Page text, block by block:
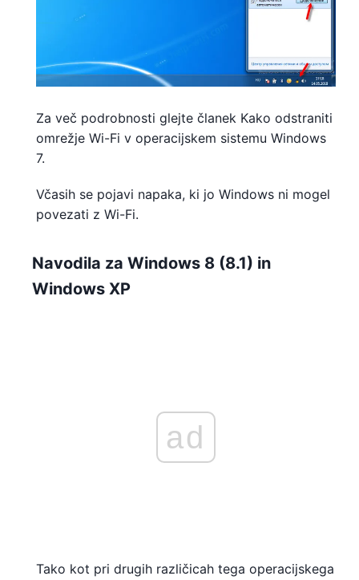
Za več podrobnosti glejte članek Kako odstraniti
omrežje Wi-Fi v operacijskem sistemu Windows
7.
Včasih se pojavi napaka, ki jo Windows ni mogel
povezati z Wi-Fi.
Navodila za Windows 8 (8.1) in
Windows XP
ad
Tako kot pri drugih različicah tega operacijskega